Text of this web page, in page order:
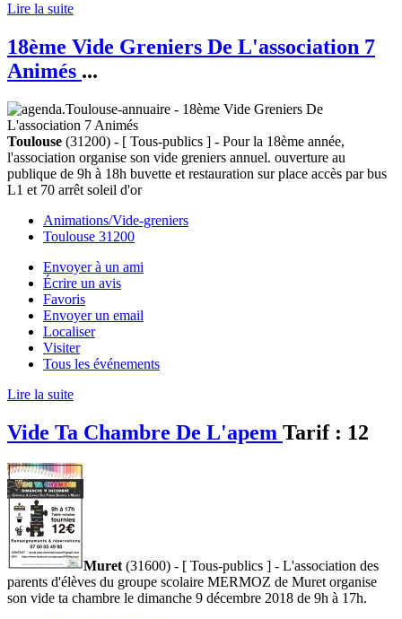
Lire la suite
18ème Vide Greniers De L'association 7
Animés ...
Toulouse (31200) - [ Tous-publics ] - Pour la 18ème année,
l'association organise son vide greniers annuel. ouverture au
publique de 9h à 18h buvette et restauration sur place accès par bus
L1 et 70 arrêt soleil d'or
Animations/Vide-greniers
Toulouse 31200
Envoyer à un ami
Écrire un avis
Favoris
Envoyer un email
Localiser
Visiter
Tous les événements
Lire la suite
Vide Ta Chambre De L'apem Tarif : 12
Muret (31600) - [ Tous-publics ] - L'association des
parents d'élèves du groupe scolaire MERMOZ de Muret organise
son vide ta chambre le dimanche 9 décembre 2018 de 9h à 17h.